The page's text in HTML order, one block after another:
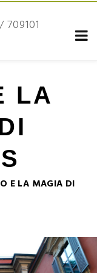
709101
LA
E LA MAGIA DI